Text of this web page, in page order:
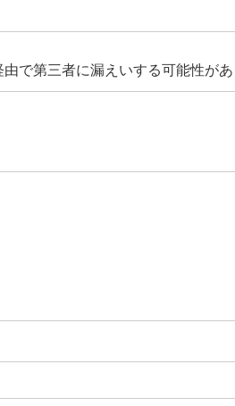
で第三者に漏えいする可能性があ